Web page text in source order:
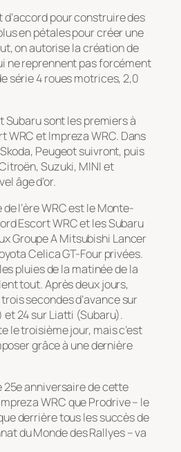
d’accord pour construire des
en pétales pour créer une
on autorise la création de
ne reprennent pas forcément
série 4 roues motrices, 2,0
Subaru sont les premiers à
WRC et Impreza WRC. Dans
Peugeot suivront, puis
Suzuki, MINI et
âge d’or.
l’ère WRC est le Monte-
Escort WRC et les Subaru
Groupe A Mitsubishi Lancer
Celica GT-Four privées.
pluies de la matinée de la
tout. Après deux jours,
secondes d’avance sur
24 sur Liatti (Subaru).
le troisième jour, mais c’est
grâce à une dernière
25e anniversaire de cette
WRC que Prodrive – le
derrière tous les succès de
du Monde des Rallyes – va